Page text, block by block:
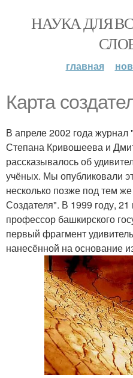
НАУКА ДЛЯ
главная
Карта
В апреле 2002 года журнал
Степана Кривошеева и
рассказывалось об
учёных. Мы опубликовали
несколько позже под тем
Создателя". В 1999 году,
профессор башкирского
первый фрагмент
нанесённой на основание